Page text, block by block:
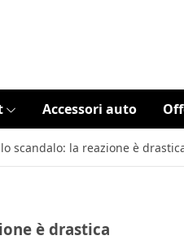
Accessori auto
scandalo: la reazione è
è drastica